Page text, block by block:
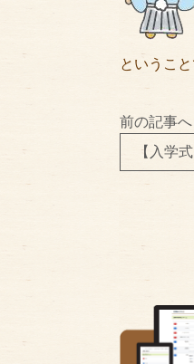
というこ
前の記事へ
【入学